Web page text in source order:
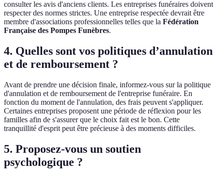
consulter les avis d'anciens clients. Les entreprises funéraires doivent
respecter des normes strictes. Une entreprise respectée devrait être
membre d'associations professionnelles telles que la Fédération
Française des Pompes Funèbres.
4. Quelles sont vos politiques d’annulation
et de remboursement ?
Avant de prendre une décision finale, informez-vous sur la politique
d'annulation et de remboursement de l'entreprise funéraire. En
fonction du moment de l'annulation, des frais peuvent s'appliquer.
Certaines entreprises proposent une période de réflexion pour les
familles afin de s'assurer que le choix fait est le bon. Cette
tranquillité d'esprit peut être précieuse à des moments difficiles.
5. Proposez-vous un soutien
psychologique ?